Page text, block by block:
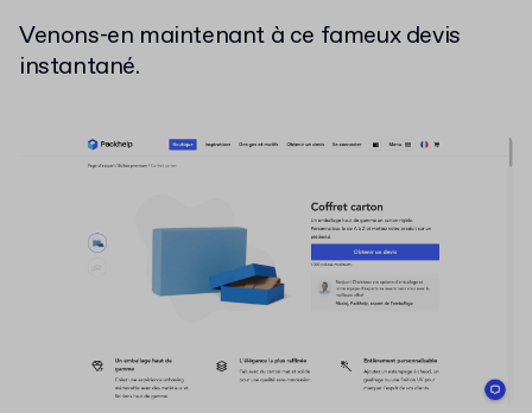
Venons-en maintenant à ce fameux devis
instantané.